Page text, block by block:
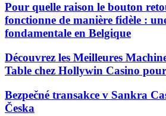
Pour quelle raison le bouton
fonctionne de manière fidèle :
fondamentale en Belgique
Découvrez les Meilleures
Table chez Hollywin Casino
Bezpečné transakce v Sankra
Česka